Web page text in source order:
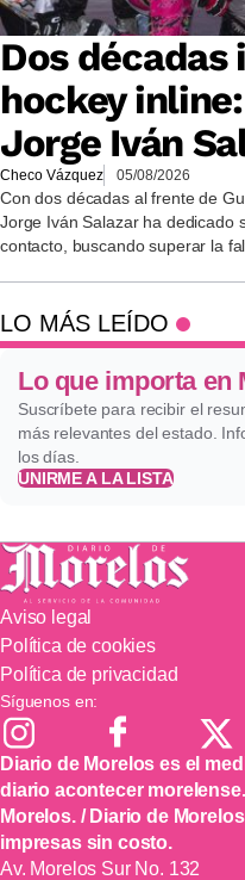
Dos
hockey
Jorge Iván
Checo Vázquez 05/08/2026
Con dos décadas al frente de
Jorge Iván Salazar ha dedicado
contacto, buscando superar la
LO MÁS LEÍDO
Lo que importa en
Suscríbete para recibir el
más relevantes del estado.
los días.
UNIRME A LA LISTA
Aviso legal
Política de cookies
Política de privacidad
Síguenos en:
Diario de Morelos es el
diario acontecer
Morelos. / Diario de
impresas sin costo.
Av. Morelos Sur No. 132